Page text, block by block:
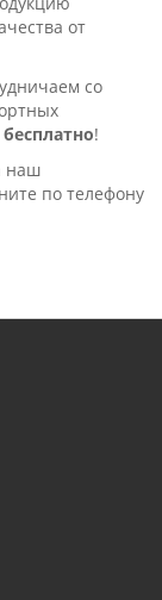
от
со
бесплатно!
наш
по телефону